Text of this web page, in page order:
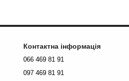
Контактна інформація
066 469 81 91
097 469 81 91